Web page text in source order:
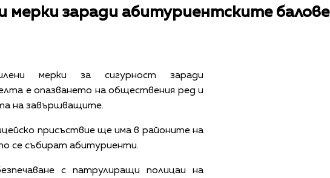
мерки заради абитуриентските балове
мерки за сигурност заради
е опазването на обществения ред и
на завършващите.
присъствие ще има в районите на
се събират абитуриенти.
с патрулиращи полицаи на